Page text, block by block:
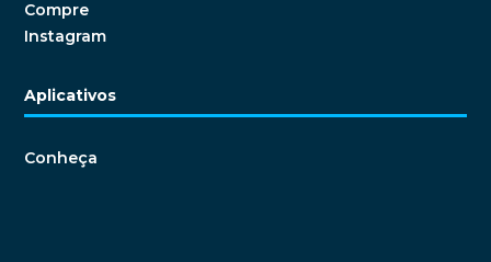
Compre
Instagram
Aplicativos
Conheça